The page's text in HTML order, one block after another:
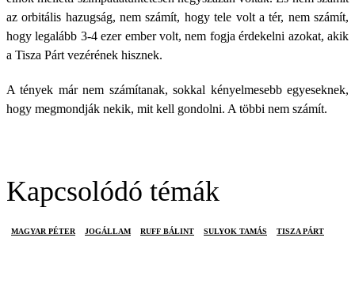
az orbitális hazugság, nem számít, hogy tele volt a tér, nem számít,
hogy legalább 3-4 ezer ember volt, nem fogja érdekelni azokat, akik
a Tisza Párt vezérének hisznek.
A tények már nem számítanak, sokkal kényelmesebb egyeseknek,
hogy megmondják nekik, mit kell gondolni. A többi nem számít.
Kapcsolódó témák
MAGYAR PÉTER JOGÁLLAM RUFF BÁLINT SULYOK TAMÁS TISZA PÁRT